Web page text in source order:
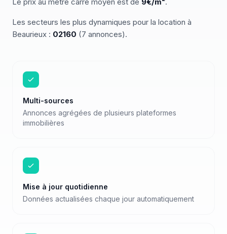
Les secteurs les plus dynamiques pour la location à
Beaurieux : 02160 (7 annonces).
Multi-sources
Annonces agrégées de plusieurs plateformes
immobilières
Mise à jour quotidienne
Données actualisées chaque jour automatiquement